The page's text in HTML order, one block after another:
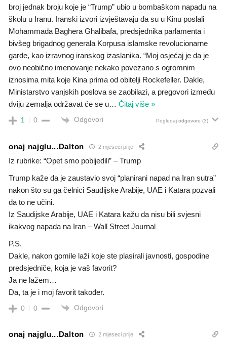
broj jednak broju koje je “Trump” ubio u bombaškom napadu na
školu u Iranu. Iranski izvori izvještavaju da su u Kinu poslali
Mohammada Baghera Ghalibafa, predsjednika parlamenta i
bivšeg brigadnog generala Korpusa islamske revolucionarne
garde, kao izravnog iranskog izaslanika. “Moj osjećaj je da je
ovo neobično imenovanje nekako povezano s ogromnim
iznosima mita koje Kina prima od obitelji Rockefeller. Dakle,
Ministarstvo vanjskih poslova se zaobilazi, a pregovori između
dviju zemalja održavat će se u… Čitaj više »
1 0 Odgovori Pogledaj odgovore (3)
onaj najglu...Dalton 2 mjeseci prije
Iz rubrike: “Opet smo pobijedili” – Trump
Trump kaže da je zaustavio svoj “planirani napad na Iran sutra”
nakon što su ga čelnici Saudijske Arabije, UAE i Katara pozvali
da to ne učini.
Iz Saudijske Arabije, UAE i Katara kažu da nisu bili svjesni
ikakvog napada na Iran – Wall Street Journal
P.S.
Dakle, nakon gomile laži koje ste plasirali javnosti, gospodine
predsjedniče, koja je vaš favorit?
Ja ne lažem…
Da, ta je i moj favorit također.
0 0 Odgovori
onaj najglu...Dalton 2 mjeseci prije